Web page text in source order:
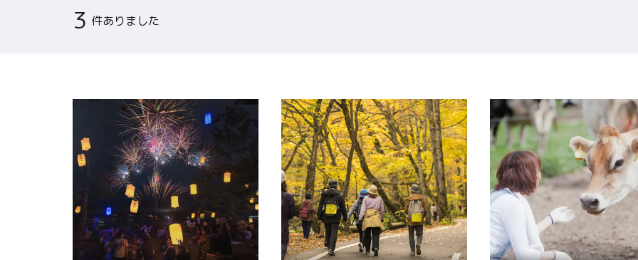
MICE・教育・観光事業者の皆様へ
3 件ありました
Twitter